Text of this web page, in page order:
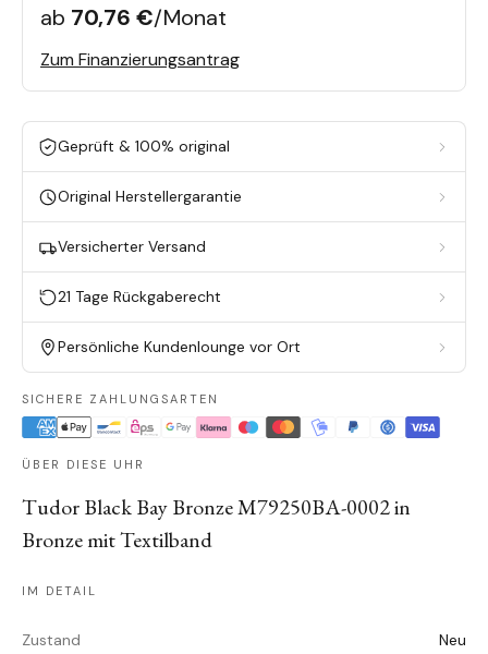
ab 70,76 €/Monat
Zum Finanzierungsantrag
Geprüft & 100% original
Original Herstellergarantie
Versicherter Versand
21 Tage Rückgaberecht
Persönliche Kundenlounge vor Ort
SICHERE ZAHLUNGSARTEN
ÜBER DIESE UHR
Tudor Black Bay Bronze M79250BA-0002 in
Bronze mit Textilband
IM DETAIL
Zustand Neu